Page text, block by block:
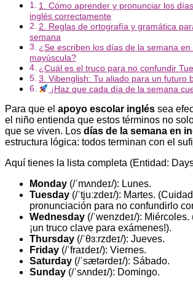
1. Cómo aprender y pronunciar los
inglés correctamente
2. Reglas de ortografía y gramática
semana
¿Se escriben los días de la semana
mayúscula?
¿Cuál es el truco para no confundir
3. Vibenglish: Tu aliado para un futuro
¡Haz que cada día de la semana
Para que el apoyo escolar inglés sea
el niño entienda que estos términos no
que se viven. Los días de la semana en
estructura lógica: todos terminan con el
Aquí tienes la lista completa (Entidad:
Monday (/ˈmʌndeɪ/): Lunes.
Tuesday (/ˈtjuːzdeɪ/): Martes.
pronunciación para no confundirlo
Wednesday (/ˈwenzdeɪ/):
¡un truco clave para exámenes!).
Thursday (/ˈθɜːrzdeɪ/): Jueves.
Friday (/ˈfraɪdeɪ/): Viernes.
Saturday (/ˈsætərdeɪ/): Sábado.
Sunday (/ˈsʌndeɪ/): Domingo.